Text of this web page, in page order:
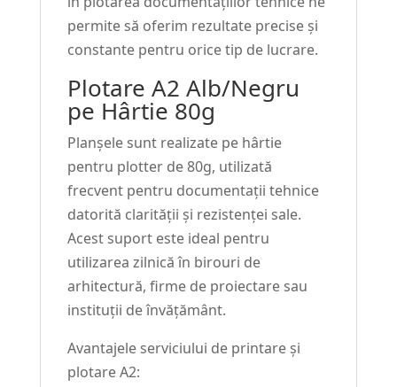
permite să oferim rezultate precise și
constante pentru orice tip de lucrare.
Plotare A2 Alb/Negru
pe Hârtie 80g
Planșele sunt realizate pe hârtie
pentru plotter de 80g, utilizată
frecvent pentru documentații tehnice
datorită clarității și rezistenței sale.
Acest suport este ideal pentru
utilizarea zilnică în birouri de
arhitectură, firme de proiectare sau
instituții de învățământ.
Avantajele serviciului de printare și
plotare A2: